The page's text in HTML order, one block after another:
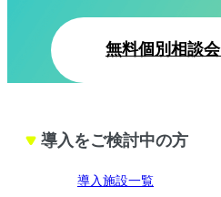
無料個別相談
導入をご検討中の方
導入施設一覧